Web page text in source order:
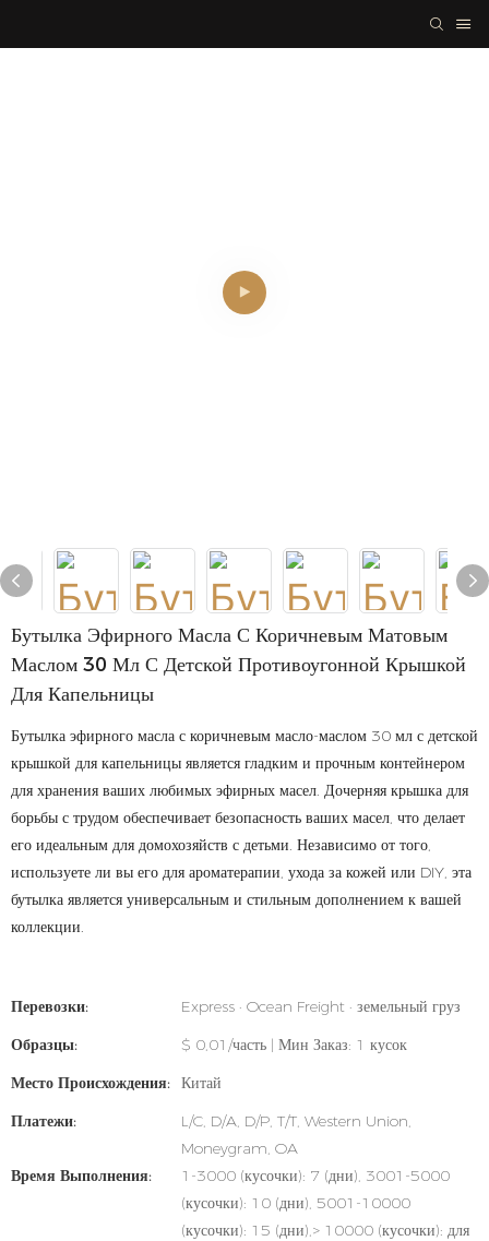
Бутылка Эфирного Масла С Коричневым Матовым
Маслом 30 Мл С Детской Противоугонной Крышкой
Для Капельницы
Бутылка эфирного масла с коричневым масло-маслом 30 мл с детской
крышкой для капельницы является гладким и прочным контейнером
для хранения ваших любимых эфирных масел. Дочерняя крышка для
борьбы с трудом обеспечивает безопасность ваших масел, что делает
его идеальным для домохозяйств с детьми. Независимо от того,
используете ли вы его для ароматерапии, ухода за кожей или DIY, эта
бутылка является универсальным и стильным дополнением к вашей
коллекции.
Перевозки:
Express · Ocean Freight · земельный груз
Образцы:
$ 0,01/часть | Мин Заказ: 1 кусок
Место Происхождения: Китай
Платежи:
L/C, D/A, D/P, T/T, Western Union,
Moneygram, OA
Время Выполнения:
1-3000 (кусочки): 7 (дни), 3001-5000
(кусочки): 10 (дни), 5001-10000
(кусочки): 15 (дни),> 10000 (кусочки): для